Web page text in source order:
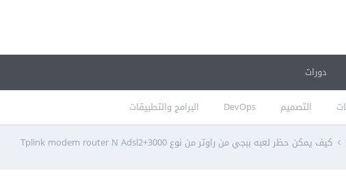
التصميم DevOps البرامج والتطبيقات
دورات
كيف يمكن حظر لعبه ببجي من راوتر من نوع Tplink modem router N Adsl2+3000